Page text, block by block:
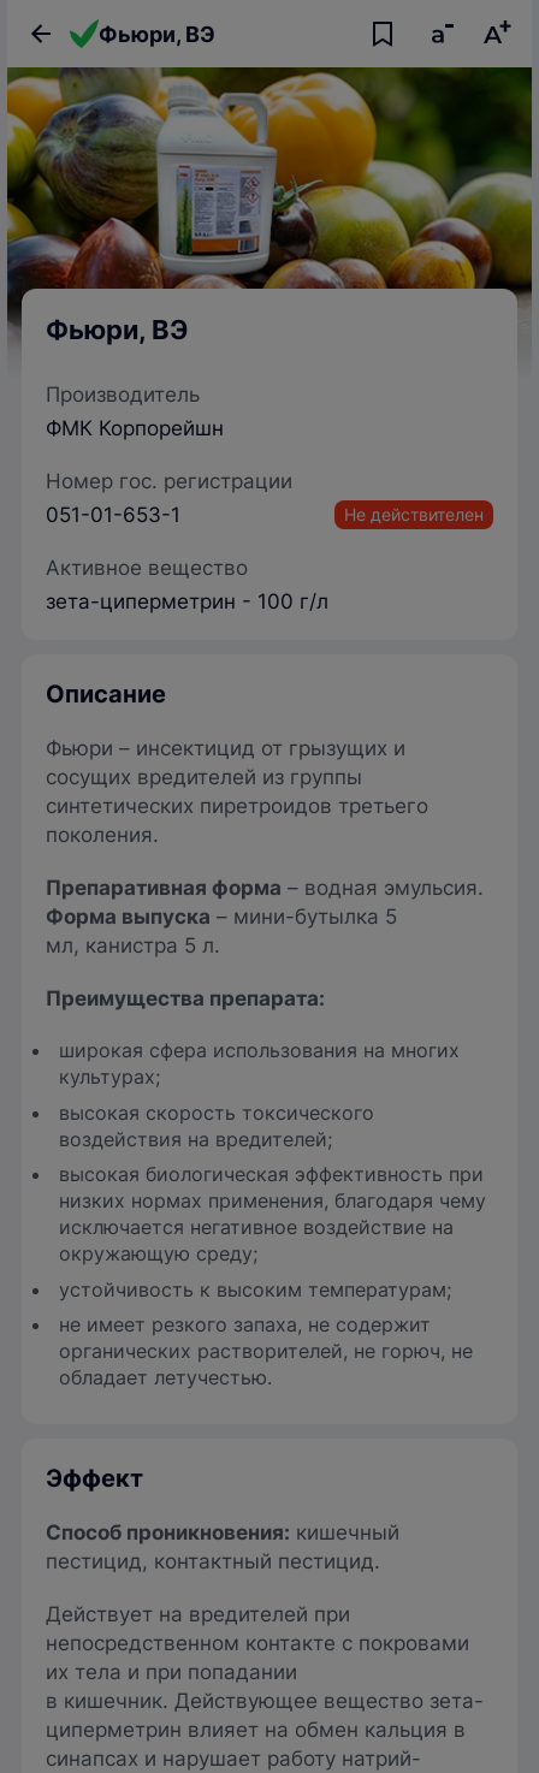
Фьюри, ВЭ
Фьюри, ВЭ
Производитель
ФМК Корпорейшн
Номер гос. регистрации
051-01-653-1
Не действителен
Активное вещество
зета-циперметрин - 100 г/л
Описание
Фьюри – инсектицид от грызущих и
сосущих вредителей из группы
синтетических пиретроидов третьего
поколения.
Препаративная форма – водная эмульсия.
Форма выпуска – мини-бутылка 5
мл, канистра 5 л.
Преимущества препарата:
широкая сфера использования на многих
культурах;
высокая скорость токсического
воздействия на вредителей;
высокая биологическая эффективность при
низких нормах применения, благодаря чему
исключается негативное воздействие на
окружающую среду;
устойчивость к высоким температурам;
не имеет резкого запаха, не содержит
органических растворителей, не горюч, не
обладает летучестью.
Эффект
Способ проникновения: кишечный
пестицид, контактный пестицид.
Действует на вредителей при
непосредственном контакте с покровами
их тела и при попадании
в кишечник. Действующее вещество зета-
циперметрин влияет на обмен кальция в
синапсах и нарушает работу натрий-